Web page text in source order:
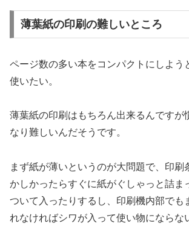
薄葉紙の印刷の難しいところ
ページ数の多い本をコンパクトにしよう
使いたい。
薄葉紙の印刷はもちろん出来るんですが
なり難しいんだそうです。
まず紙が薄いというのが大問題で、印刷
かしかったらすぐに紙がぐしゃっと詰ま
ついて入ったりするし、印刷機内部でも
れなければシワが入って使い物にならな